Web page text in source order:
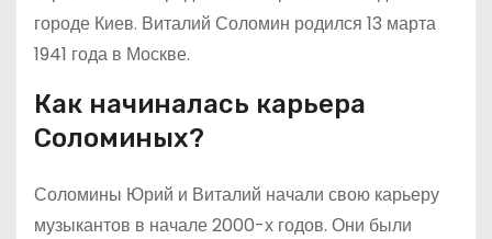
городе Киев. Виталий Соломин родился 13 марта
1941 года в Москве.
Как начиналась карьера
Соломиных?
Соломины Юрий и Виталий начали свою карьеру
музыкантов в начале 2000-х годов. Они были